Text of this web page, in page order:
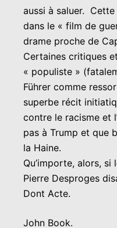
aussi à saluer.
dans le « film de
drame proche de
Certaines critiques
« populiste »
Führer comme
superbe récit
contre le racisme et
pas à Trump et que
la Haine.
Qu’importe, alors,
Pierre Desproges
Dont Acte.
John Book.